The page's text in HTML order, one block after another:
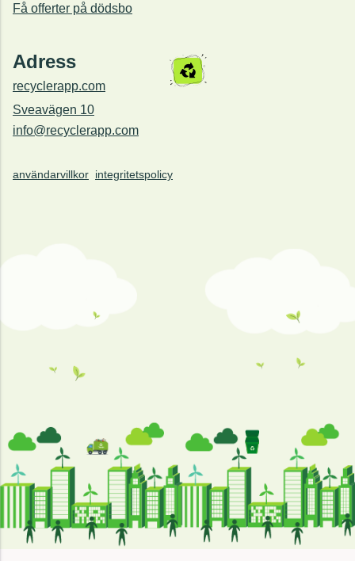
Få offerter på dödsbo
Adress
recyclerapp.com
Sveavägen 10
info@recyclerapp.com
användarvillkor integritetspolicy